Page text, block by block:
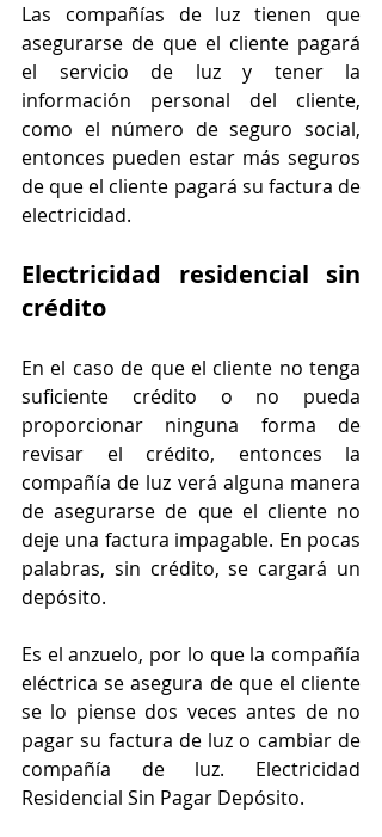
Las compañías de luz tienen que
asegurarse de que el cliente pagará
el servicio de luz y tener la
información personal del cliente,
como el número de seguro social,
entonces pueden estar más seguros
de que el cliente pagará su factura de
electricidad.
Electricidad residencial sin
crédito
En el caso de que el cliente no tenga
suficiente crédito o no pueda
proporcionar ninguna forma de
revisar el crédito, entonces la
compañía de luz verá alguna manera
de asegurarse de que el cliente no
deje una factura impagable. En pocas
palabras, sin crédito, se cargará un
depósito.
Es el anzuelo, por lo que la compañía
eléctrica se asegura de que el cliente
se lo piense dos veces antes de no
pagar su factura de luz o cambiar de
compañía de luz. Electricidad
Residencial Sin Pagar Depósito.